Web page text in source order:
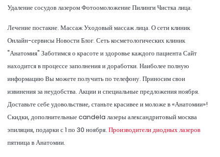
Удаление сосудов лазером Фотоомоложение Пилинги Чистка лица.
Лечение постакне. Массаж Уходовый массаж лица. О сети клиник
Онлайн-сервисы Новости Блог. Сеть косметологических клиник
"Анатомия" Заботимся о красоте и здоровье каждого пациента Сайт
находится в процессе заполнения и доработки. Наиболее полную
информацию Вы можете получить по телефону. Приносим свои
извинения за неудобства. Акции и специальные предложения ноября.
Доставьте себе удовольствие, станьте красивее и моложе в «Анатомии»!
Скидки, дополнительные candela лазеры александритовый москва
эпиляция, подарки с 1 по 30 ноября. Производители диодных лазеров
пятница в Анатомии.